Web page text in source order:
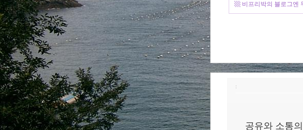
▩ 비프리박의 블로그엔
:
공유와 소통